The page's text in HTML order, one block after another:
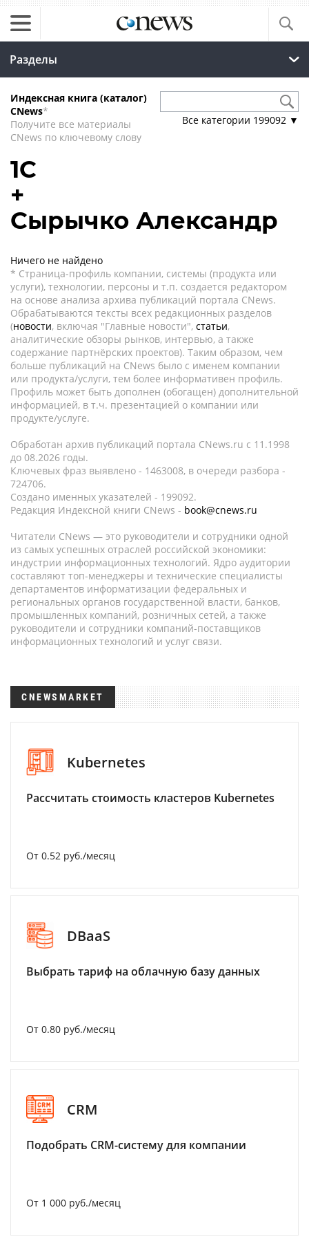
Разделы
Индексная книга (каталог)
CNews*
Получите все материалы
CNews по ключевому слову
Все категории 199092 ▼
1С
+
Сырычко Александр
Ничего не найдено
* Страница-профиль компании, системы (продукта или
услуги), технологии, персоны и т.п. создается редактором
на основе анализа архива публикаций портала CNews.
Обрабатываются тексты всех редакционных разделов
(новости, включая "Главные новости", статьи,
аналитические обзоры рынков, интервью, а также
содержание партнёрских проектов). Таким образом, чем
больше публикаций на CNews было с именем компании
или продукта/услуги, тем более информативен профиль.
Профиль может быть дополнен (обогащен) дополнительной
информацией, в т.ч. презентацией о компании или
продукте/услуге.
Обработан архив публикаций портала CNews.ru c 11.1998
до 08.2026 годы.
Ключевых фраз выявлено - 1463008, в очереди разбора -
724706.
Создано именных указателей - 199092.
Редакция Индексной книги CNews - book@cnews.ru
Читатели CNews — это руководители и сотрудники одной
из самых успешных отраслей российской экономики:
индустрии информационных технологий. Ядро аудитории
составляют топ-менеджеры и технические специалисты
департаментов информатизации федеральных и
региональных органов государственной власти, банков,
промышленных компаний, розничных сетей, а также
руководители и сотрудники компаний-поставщиков
информационных технологий и услуг связи.
CNEWSMARKET
Kubernetes
Рассчитать стоимость кластеров Kubernetes
От 0.52 руб./месяц
DBaaS
Выбрать тариф на облачную базу данных
От 0.80 руб./месяц
CRM
Подобрать CRM-систему для компании
От 1 000 руб./месяц